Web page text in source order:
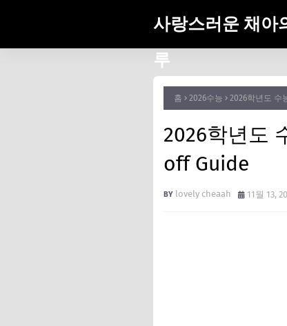
사랑스러운 채아
루
홈 2026수능 2026학년도 수
2026학년도
off Guide
lovely cheaah 11월 13,